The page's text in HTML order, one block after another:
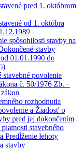
pred 1. októbrom
od 1. októbra
spôsobilosti stavby na
stavby
01.01.1990 do
stavebné povolenie
č. 50/1976 Zb. –
rozhodnutia
a Žiadosť o
pred jej dokončením
stavebného
Predĺženie lehoty
stavby